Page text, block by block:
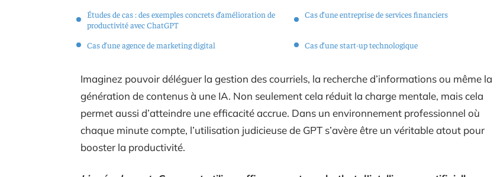
Études de cas : des exemples concrets d’amélioration de
productivité avec ChatGPT
Cas d’une entreprise de services financiers
Cas d’une agence de marketing digital Cas d’une start-up technologique
Imaginez pouvoir déléguer la gestion des courriels, la recherche d’informations ou même la
génération de contenus à une IA. Non seulement cela réduit la charge mentale, mais cela
permet aussi d’atteindre une efficacité accrue. Dans un environnement professionnel où
chaque minute compte, l’utilisation judicieuse de GPT s’avère être un véritable atout pour
booster la productivité.